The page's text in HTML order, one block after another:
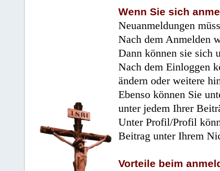
Wenn Sie sich
Neuanmeldungen
Nach dem Anmelden
Dann können sie sich
Nach dem Einloggen
ändern oder weitere
Ebenso können Sie
unter jedem Ihrer
Unter Profil/Profil
Beitrag unter Ihrem
Vorteile beim